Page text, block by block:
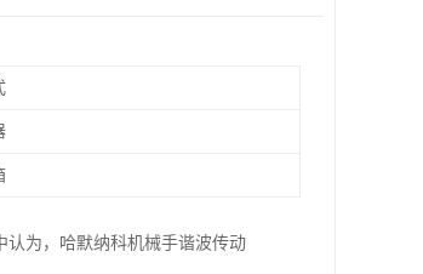
认为，哈默纳科机械手谐波传动